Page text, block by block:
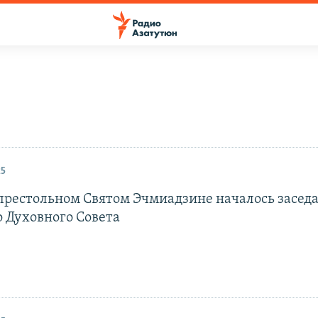
Святом Эчмиадзине началось
Совета